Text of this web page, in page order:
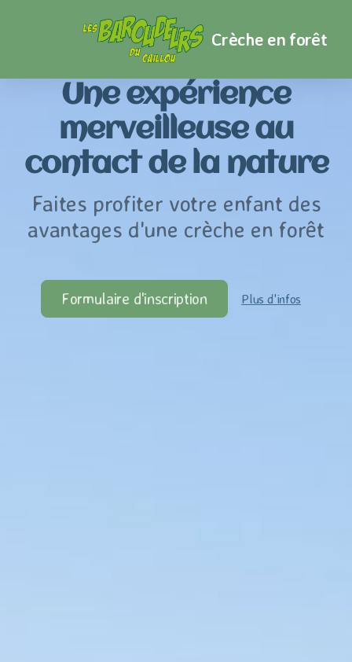
Crèche en forêt
Une expérience
merveilleuse au
contact de la nature
Faites profiter votre enfant des
avantages d'une crèche en forêt
Formulaire d'inscription Plus d'infos